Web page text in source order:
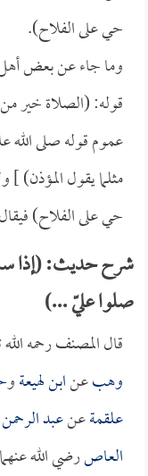
حي على الفلاح).
وما جاء عن بعض
قوله: (الصلاة خير
عموم قوله صلى الله
مثلما يقول المؤذن)
حي على الفلاح)
شرح حديث: (إذا
صلوا عليّ ...)
قال المصنف رحمه
وهبعنابن لهيعةو
علقمةعنعبد
العاصرضي الله